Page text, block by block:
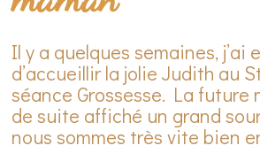
Il y a quelques semaines, j’ai
d’accueillir la jolie Judith au
séance Grossesse. La future
de suite affiché un grand
nous sommes très vite bien